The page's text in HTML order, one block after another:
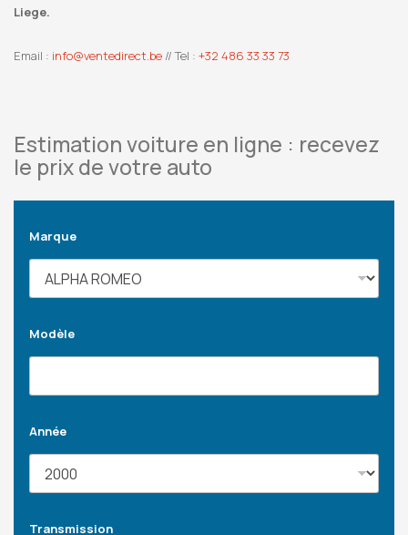
Liege.
Email : info@ventedirect.be // Tel : +32 486 33 33 73
Estimation voiture en ligne : recevez
le prix de votre auto
Marque
Modèle
Année
Transmission